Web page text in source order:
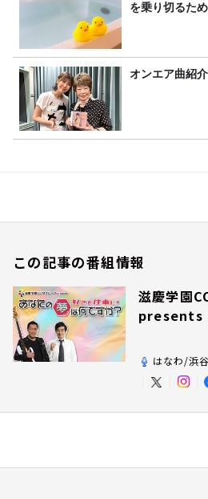
を乗り切るた
オンエア曲紹介
この記事の番組情報
滋慶学園
presents
はなわ/浜